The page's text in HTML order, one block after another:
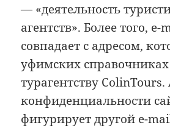
— «деятельность
агентств». Более того,
совпадает с адресом,
уфимских
турагентству
конфиденциальности
фигурирует другой e-